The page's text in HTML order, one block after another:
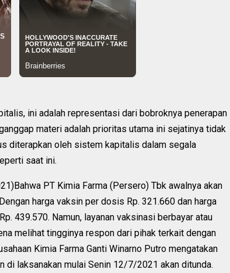
ini adalah representasi dari bobroknya penerapan
materi adalah prioritas utama ini sejatinya tidak
diterapkan oleh sistem kapitalis dalam segala
saat ini.
PT Kimia Farma (Persero) Tbk awalnya akan
harga vaksin per dosis Rp. 321.660 dan harga
439.570. Namun, layanan vaksinasi berbayar atau
melihat tingginya respon dari pihak terkait dengan
Kimia Farma Ganti Winarno Putro mengatakan
di laksanakan mulai Senin 12/7/2021 akan ditunda.